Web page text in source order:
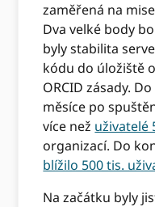
zaměřená na
Dva velké body
byly stabilita
kódu do úložiště
ORCID zásady.
měsíce po
více než uživatelé
organizací. Do
blížilo 500 tis.
Na začátku byly